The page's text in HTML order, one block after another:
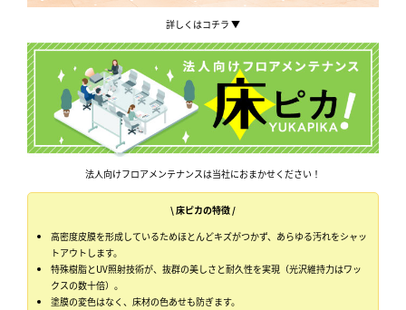
詳しくはコチラ ▼
法人向けフロアメンテナンスは当社におまかせください！
\ 床ピカの特徴 /
高密度皮膜を形成しているためほとんどキズがつかず、あらゆる汚れをシャッ
トアウトします。
特殊樹脂とUV照射技術が、抜群の美しさと耐久性を実現（光沢維持力はワッ
クスの数十倍）。
塗膜の変色はなく、床材の色あせも防ぎます。